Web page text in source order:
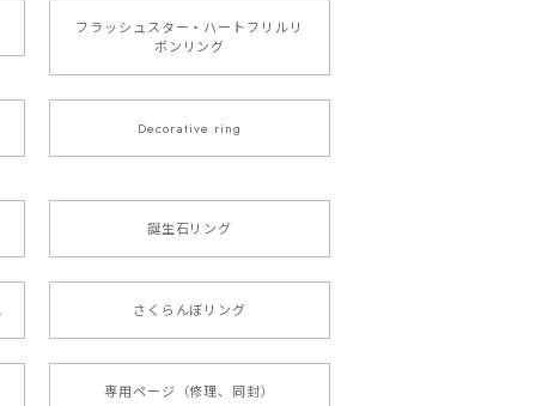
フラッシュスター・ハートフリルリ
ボンリング
Decorative ring
誕生石リング
さくらんぼリング
専用ページ（修理、同封）